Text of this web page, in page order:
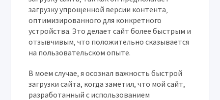
загрузку упрощенной версии контента‚
оптимизированного для конкретного
устройства. Это делает сайт более быстрым и
отзывчивым‚ что положительно сказывается
на пользовательском опыте.
В моем случае‚ я осознал важность быстрой
загрузки сайта‚ когда заметил‚ что мой сайт‚
разработанный с использованием